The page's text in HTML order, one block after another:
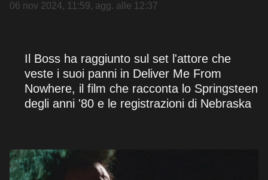
06 nov 2024, 11:59, agg. alle 12:37
Il Boss ha raggiunto sul set l'attore che
veste i suoi panni in Deliver Me From
Nowhere, il film che racconta lo Springsteen
degli anni '80 e le registrazioni di Nebraska